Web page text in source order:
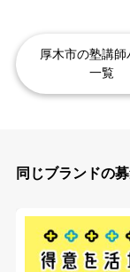
厚木市の塾講師
一覧
同じブランドの